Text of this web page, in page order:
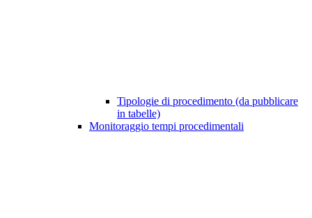
Tipologie di procedimento (da pubblicare
in tabelle)
Monitoraggio tempi procedimentali